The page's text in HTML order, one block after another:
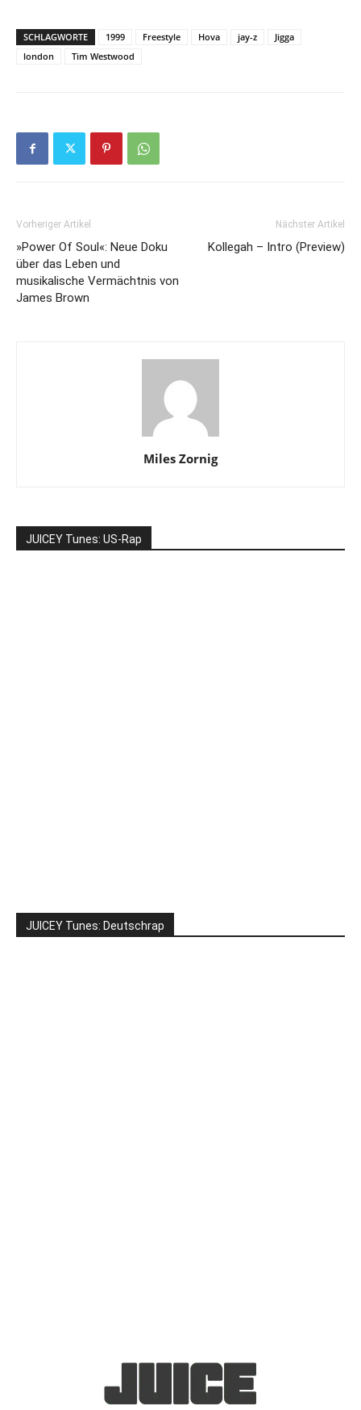
SCHLAGWORTE 1999 Freestyle Hova jay-z
Jigga
london
Tim Westwood
Vorheriger Artikel
»Power Of Soul«: Neue Doku
über das Leben und
musikalische Vermächtnis von
James Brown
Nächster Artikel
Kollegah – Intro (Preview)
Miles Zornig
JUICEY Tunes: US-Rap
JUICEY Tunes: Deutschrap